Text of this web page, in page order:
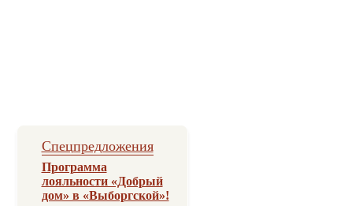
Спецпредложения
Программа
лояльности «Добрый
дом» в «Выборгской»!